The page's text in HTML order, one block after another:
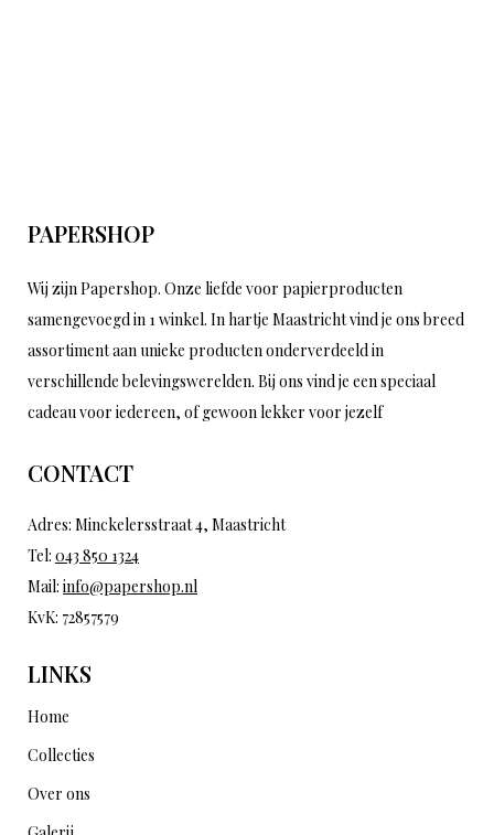
PAPERSHOP
Wij zijn Papershop. Onze liefde voor papierproducten
samengevoegd in 1 winkel. In hartje Maastricht vind je ons breed
assortiment aan unieke producten onderverdeeld in
verschillende belevingswerelden. Bij ons vind je een speciaal
cadeau voor iedereen, of gewoon lekker voor jezelf
CONTACT
Adres: Minckelersstraat 4, Maastricht
Tel: 043 850 1324
Mail: info@papershop.nl
KvK: 72857579
LINKS
Home
Collecties
Over ons